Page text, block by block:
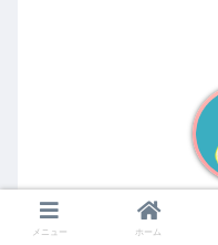
メニュー ホーム